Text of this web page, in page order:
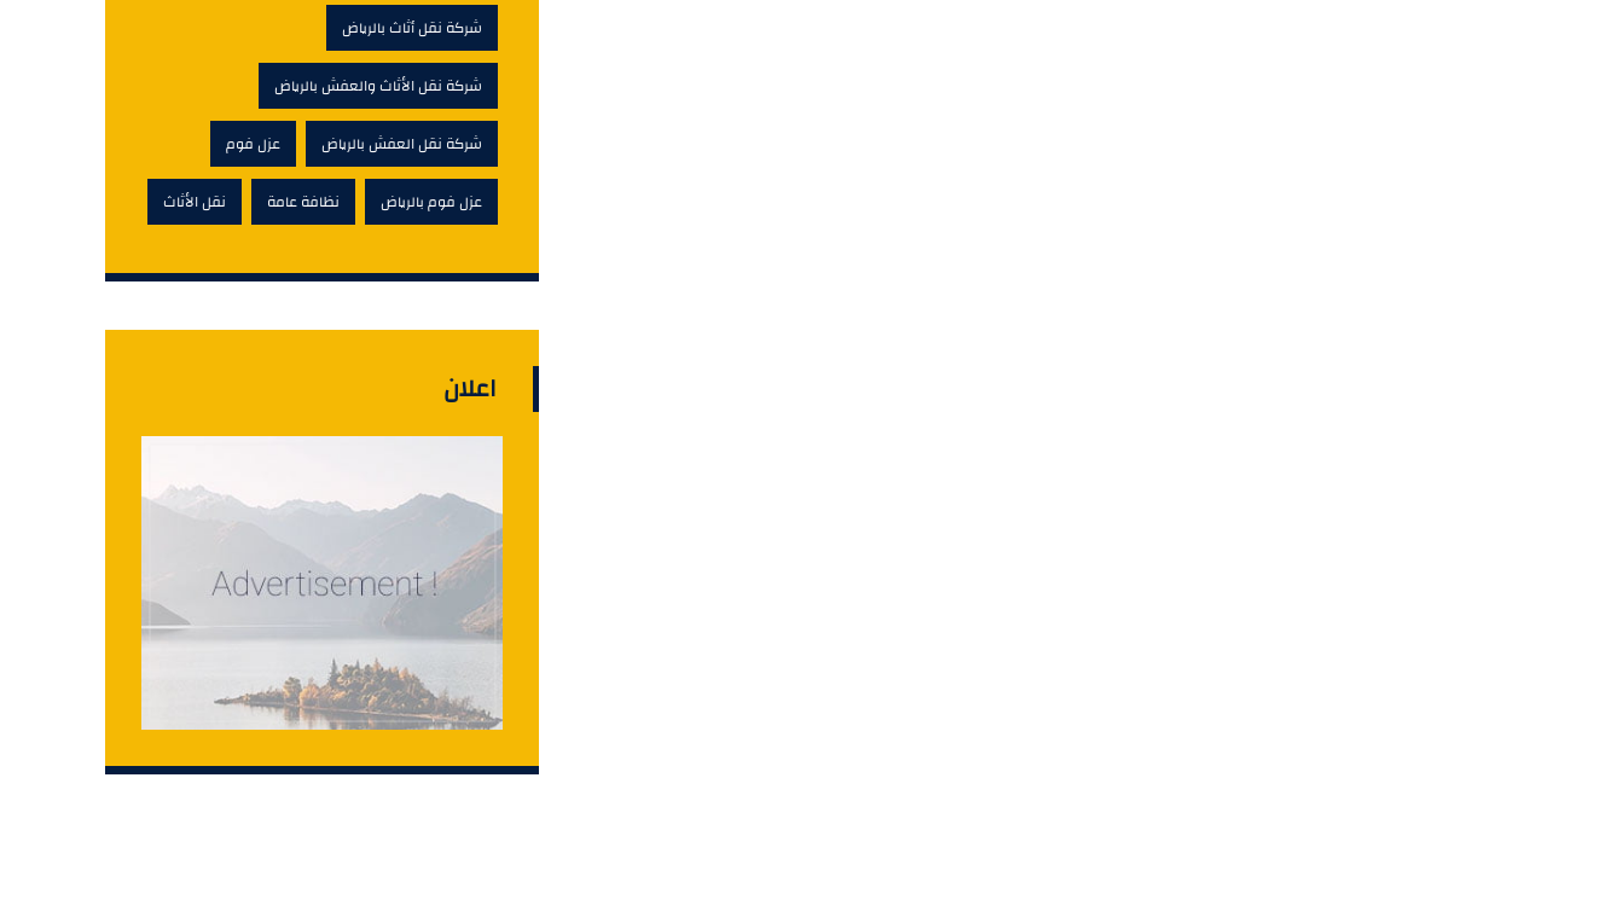
شركة نقل أثاث بالرياض
شركة نقل الأثاث والعفش بالرياض
شركة نقل العفش بالرياض عزل فوم
عزل فوم بالرياض نظافة عامة نقل الأثاث
اعلان